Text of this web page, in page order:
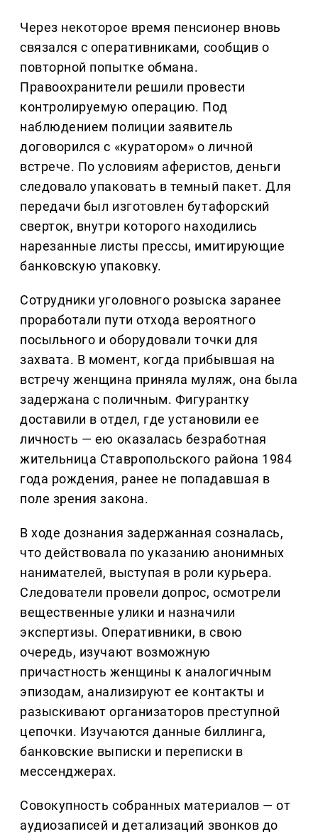
Через некоторое время пенсионер вновь
связался с оперативниками, сообщив о
повторной попытке обмана.
Правоохранители решили провести
контролируемую операцию. Под
наблюдением полиции заявитель
договорился с «куратором» о личной
встрече. По условиям аферистов, деньги
следовало упаковать в темный пакет. Для
передачи был изготовлен бутафорский
сверток, внутри которого находились
нарезанные листы прессы, имитирующие
банковскую упаковку.
Сотрудники уголовного розыска заранее
проработали пути отхода вероятного
посыльного и оборудовали точки для
захвата. В момент, когда прибывшая на
встречу женщина приняла муляж, она была
задержана с поличным. Фигурантку
доставили в отдел, где установили ее
личность — ею оказалась безработная
жительница Ставропольского района 1984
года рождения, ранее не попадавшая в
поле зрения закона.
В ходе дознания задержанная созналась,
что действовала по указанию анонимных
нанимателей, выступая в роли курьера.
Следователи провели допрос, осмотрели
вещественные улики и назначили
экспертизы. Оперативники, в свою
очередь, изучают возможную
причастность женщины к аналогичным
эпизодам, анализируют ее контакты и
разыскивают организаторов преступной
цепочки. Изучаются данные биллинга,
банковские выписки и переписки в
мессенджерах.
Совокупность собранных материалов — от
аудиозаписей и детализаций звонков до